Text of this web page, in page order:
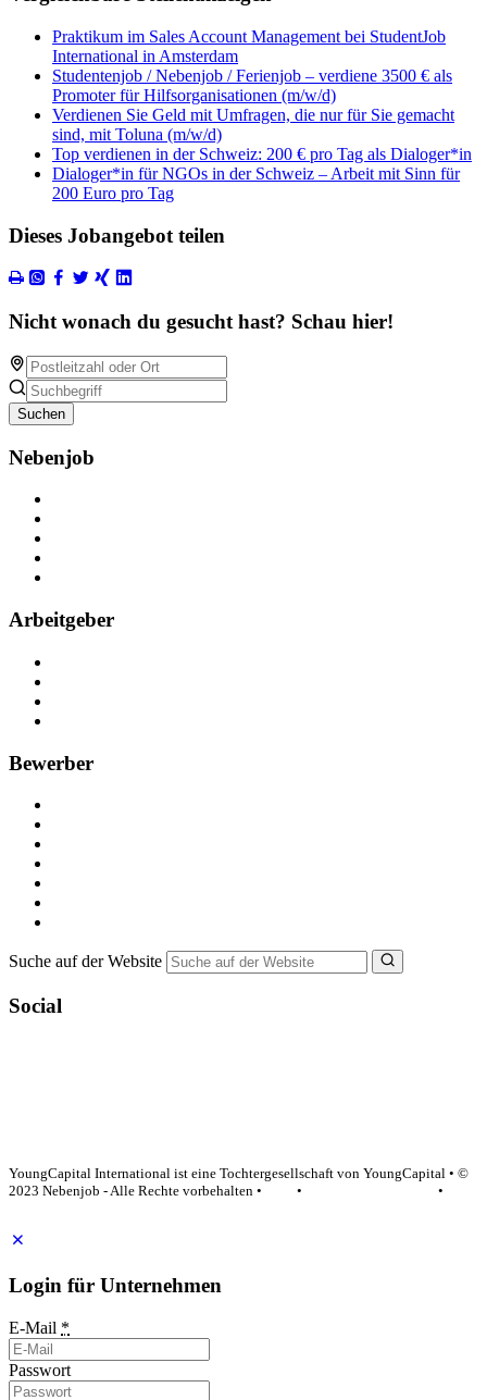
Praktikum im Sales Account Management bei StudentJob
International in Amsterdam
Studentenjob / Nebenjob / Ferienjob – verdiene 3500 € als
Promoter für Hilfsorganisationen (m/w/d)
Verdienen Sie Geld mit Umfragen, die nur für Sie gemacht
sind, mit Toluna (m/w/d)
Top verdienen in der Schweiz: 200 € pro Tag als Dialoger*in
Dialoger*in für NGOs in der Schweiz – Arbeit mit Sinn für
200 Euro pro Tag
Dieses Jobangebot teilen
Nicht wonach du gesucht hast? Schau hier!
Suchen
Nebenjob
Arbeitgeber
Bewerber
Suche auf der Website
Social
YoungCapital International ist eine Tochtergesellschaft von YoungCapital • ©
2023 Nebenjob - Alle Rechte vorbehalten •
•
•
Login für Unternehmen
E-Mail *
Passwort